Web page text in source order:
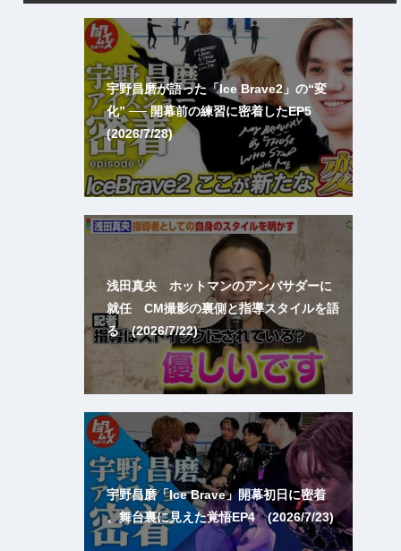
宇野昌磨が語った「Ice Brave2」の“変
化” ── 開幕前の練習に密着したEP5
(2026/7/28)
浅田真央 ホットマンのアンバサダーに
就任 CM撮影の裏側と指導スタイルを語
る (2026/7/22)
宇野昌磨「Ice Brave」開幕初日に密着
、舞台裏に見えた覚悟EP4 (2026/7/23)